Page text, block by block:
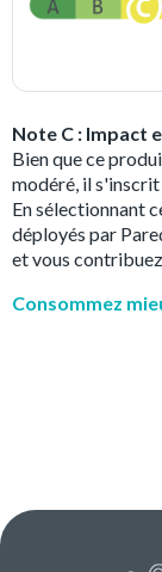
Note C : Impact
Bien que ce
modéré, il
En sélectionnant
déployés par
et vous
Consommez